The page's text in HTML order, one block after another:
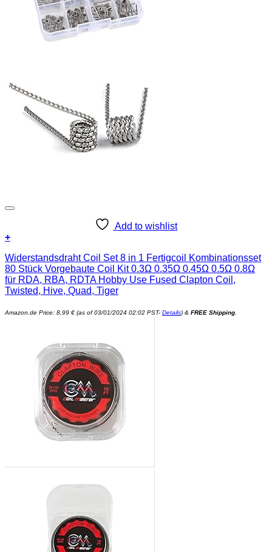
Add to wishlist
+
Widerstandsdraht Coil Set 8 in 1 Fertigcoil Kombinationsset
80 Stück Vorgebaute Coil Kit 0.3Ω 0.35Ω 0.45Ω 0.5Ω 0.8Ω
für RDA, RBA, RDTA Hobby Use Fused Clapton Coil,
Twisted, Hive, Quad, Tiger
Amazon.de Price: 8,99 € (as of 03/01/2024 02:02 PST- Details) & FREE Shipping.